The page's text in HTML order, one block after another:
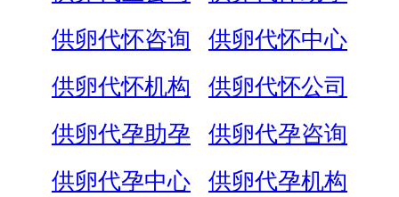
供卵代怀咨询
供卵代怀中心
供卵代怀机构
供卵代怀公司
供卵代孕助孕
供卵代孕咨询
供卵代孕中心
供卵代孕机构